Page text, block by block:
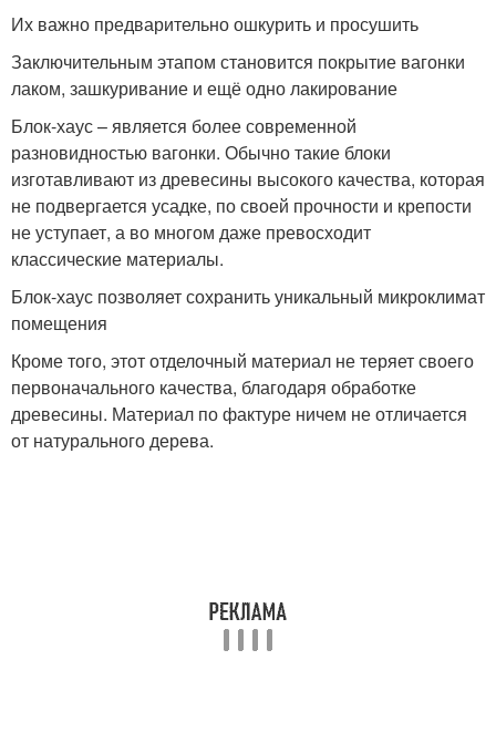
Их важно предварительно ошкурить и просушить
Заключительным этапом становится покрытие вагонки
лаком, зашкуривание и ещё одно лакирование
Блок-хаус – является более современной
разновидностью вагонки. Обычно такие блоки
изготавливают из древесины высокого качества, которая
не подвергается усадке, по своей прочности и крепости
не уступает, а во многом даже превосходит
классические материалы.
Блок-хаус позволяет сохранить уникальный микроклимат
помещения
Кроме того, этот отделочный материал не теряет своего
первоначального качества, благодаря обработке
древесины. Материал по фактуре ничем не отличается
от натурального дерева.